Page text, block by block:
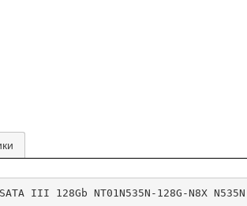
III 128Gb NT01N535N-128G-N8X